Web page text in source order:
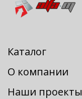
Каталог
О компании
Наши проекты